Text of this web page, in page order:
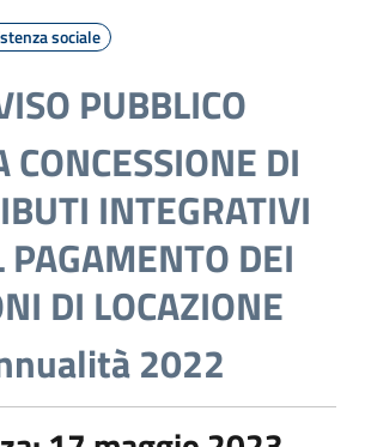
sociale
PUBBLICO
CONCESSIONE DI
INTEGRATIVI
PAGAMENTO DEI
DI LOCAZIONE
2022